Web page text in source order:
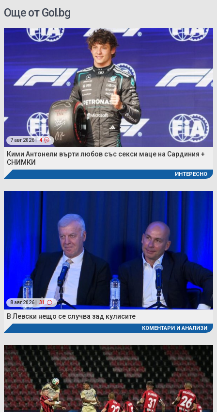
Още от Gol.bg
7 авг 2026 | 4
Кими Антонели върти любов със секси маце на Сардиния +
СНИМКИ
ИНТЕРЕСНО
8 авг 2026 | 31
В Левски нещо се случва зад кулисите
КОМЕНТАРИ И АНАЛИЗИ